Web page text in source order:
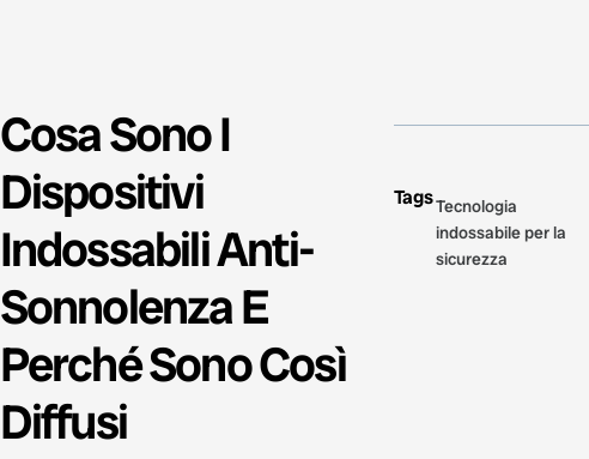
Cosa Sono I
Dispositivi
Indossabili Anti-
Sonnolenza E
Perché Sono Così
Diffusi
TagsTecnologia
indossabile per la
sicurezza